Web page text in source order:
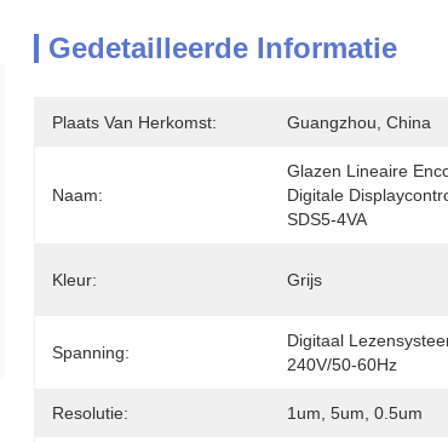
Gedetailleerde Informatie
Plaats Van Herkomst: Guangzhou, China
Naam:
Glazen Lineaire
Digitale
SDS5-4VA
Kleur: Grijs
Spanning:
Digitaal
240V/50-60Hz
Resolutie: 1um, 5um, 0.5um